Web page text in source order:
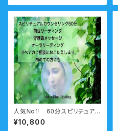
人気No1! 60分スピリチュアル
カウンセリング 前世・未来透
視・オーラ・守護霊
¥10,800